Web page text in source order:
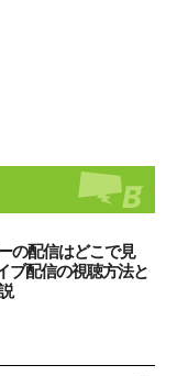
の配信はどこで見
ブ配信の視聴方法と